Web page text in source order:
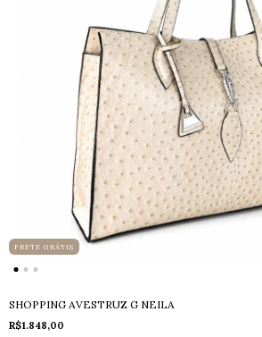
FRETE GRÁTIS
SHOPPING AVESTRUZ G NEILA
R$1.848,00